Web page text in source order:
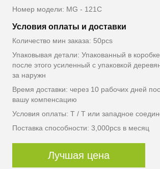
Номер модели: MG - 121C
Условия оплаты и доставки
Количество мин заказа: 50pcs
Упаковывая детали: Упакованный в
после этого усиленный с упаковкой
за наружн
Время доставки: через 10 рабочих дней
вашу компенсацию
Условия оплаты: T / T или западное
Поставка способности: 3,000pcs в месяц
Лучшая цена